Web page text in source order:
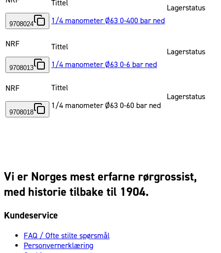
9708024
Tittel
1/4 manometer Ø63 0-400 bar ned
Lagerstatus
NRF
9708013
Tittel
1/4 manometer Ø63 0-6 bar ned
Lagerstatus
NRF
9708018
Tittel
1/4 manometer Ø63 0-60 bar ned
Lagerstatus
Vi er Norges mest erfarne rørgrossist,
med historie tilbake til 1904.
Kundeservice
FAQ / Ofte stilte spørsmål
Personvernerklæring